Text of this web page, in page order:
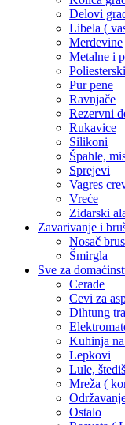
Delovi
Libela (
Merdevine
Metalne i
Pur pene
Ravnjače
Rezervni
Rukavice
Silikoni
Špahle,
Sprejevi
Vagres
Vreće
Zidarski
Zavarivanje i
Nosač
Šmirgla
Sve za
Cerade
Cevi za
Dihtung
Kuhinja
Lepkovi
Lule,
Mreža (
Ostalo